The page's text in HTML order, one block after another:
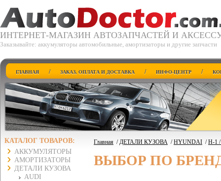
ИНТЕРНЕТ-МАГАЗИН АВТОЗАПЧАСТЕЙ И
Заказывайте: аккумуляторы автомобильные, амортизаторы и другие запчасти
ГЛАВНАЯ / ЗАКАЗ, ОПЛАТА И ДОСТАВКА / ИНФО-ЦЕНТР /
КАТАЛОГ ТОВАРОВ:
АККУМУЛЯТОРЫ
АМОРТИЗАТОРЫ
ДЕТАЛИ КУЗОВА
AUDI
Главная /ДЕТАЛИ КУЗОВА /HYUNDAI /H-1
ВЫБОР ПО